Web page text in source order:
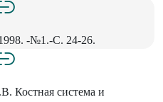
-№1.-С. 24-26.
Костная система и